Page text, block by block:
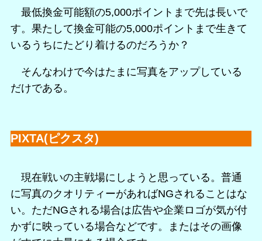
最低換金可能額の5,000ポイントまで先は長いで
す。果たして換金可能の5,000ポイントまで生きて
いるうちにたどり着けるのだろうか？
そんなわけで今はたまに写真をアップしている
だけである。
PIXTA(ピクスタ)
現在戦いの主戦場にしようと思っている。普通
に写真のクオリティーがあればNGされることはな
い。ただNGされる場合は広告や企業ロゴが気が付
かずに映っている場合などです。またはその画像